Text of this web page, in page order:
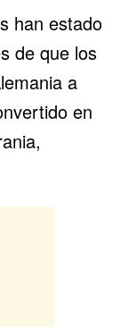
han estado
de que los
a
en
,